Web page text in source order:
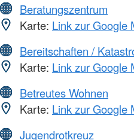
Beratungszentrum
Karte: Link zur Google
Bereitschaften /
Karte: Link zur Google
Betreutes Wohnen
Karte: Link zur Google
Jugendrotkreuz